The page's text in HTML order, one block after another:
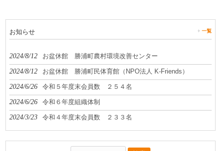
お知らせ 一覧
2024/8/12 お盆休館 勝浦町農村環境改善センター
2024/8/12 お盆休館 勝浦町民体育館（NPO法人 K-Friends）
2024/6/26 令和５年度末会員数 ２５４名
2024/6/26 令和６年度組織体制
2024/3/23 令和４年度末会員数 ２３３名